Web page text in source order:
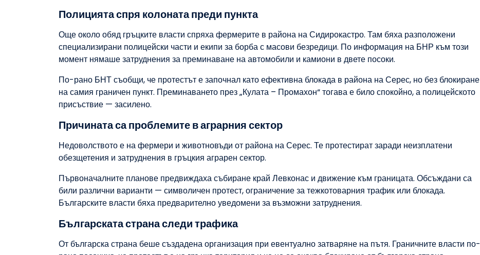
Полицията спря колоната преди пункта
Още около обяд гръцките власти спряха фермерите в района на Сидирокастро. Там бяха разположени
специализирани полицейски части и екипи за борба с масови безредици. По информация на БНР към този
момент нямаше затруднения за преминаване на автомобили и камиони в двете посоки.
По-рано БНТ съобщи, че протестът е започнал като ефективна блокада в района на Серес, но без блокиране
на самия граничен пункт. Преминаването през „Кулата – Промахон“ тогава е било спокойно, а полицейското
присъствие — засилено.
Причината са проблемите в аграрния сектор
Недоволството е на фермери и животновъди от района на Серес. Те протестират заради неизплатени
обезщетения и затруднения в гръцкия аграрен сектор.
Първоначалните планове предвиждаха събиране край Левконас и движение към границата. Обсъждани са
били различни варианти — символичен протест, ограничение за тежкотоварния трафик или блокада.
Българските власти бяха предварително уведомени за възможни затруднения.
Българската страна следи трафика
От българска страна беше създадена организация при евентуално затваряне на пътя. Граничните власти по-